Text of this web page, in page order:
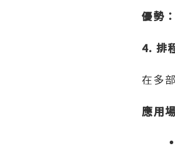
優勢：
4. 排
在多
應用